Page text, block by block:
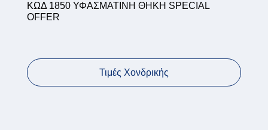
ΚΩΔ 1850 ΥΦΑΣΜΑΤΙΝΗ ΘΗΚΗ SPECIAL
OFFER
Τιμές Χονδρικής